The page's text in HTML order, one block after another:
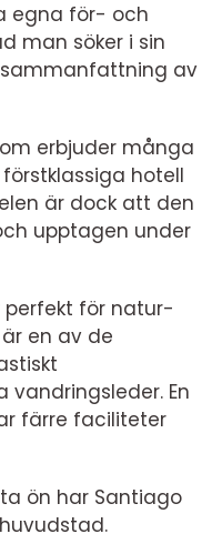
egna för- och
man söker i sin
sammanfattning av
erbjuder många
hotell
är dock att den
upptagen under
perfekt för natur-
en av de
En
färre faciliteter
ön har Santiago